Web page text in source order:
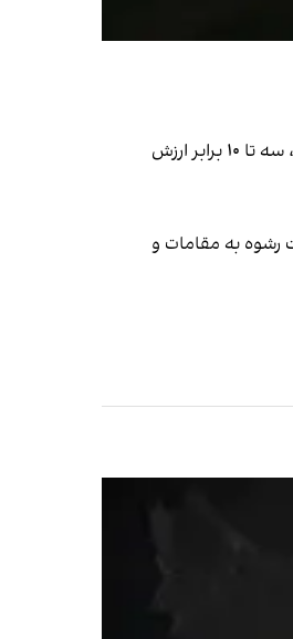
این خبرگزاری افزود متهم ردیف اول پرونده فساد واردات چای در مجموع به ۸۲ سال زندان محکوم شد و «باید بیش از دو میلیارد یورو تسهیلات دریافتی ارزی، سه تا ۱۰ برابر ارزش
رشوه به مقامات و